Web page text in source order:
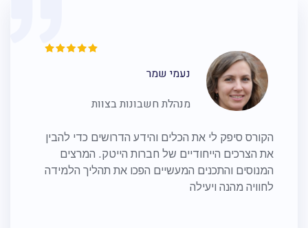
נעמי שמר
מנהלת חשבונות בצוות
הקורס סיפק לי את הכלים והידע הדרושים כדי להבין
את הצרכים הייחודיים של חברות הייטק. המרצים
המנוסים והתכנים המעשיים הפכו את תהליך הלמידה
לחוויה מהנה ויעילה